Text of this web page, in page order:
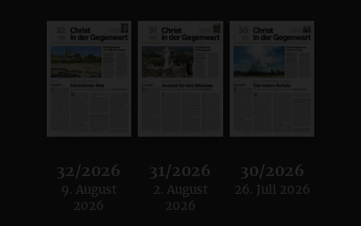
32/2026
:
9. August
2026
31/2026
:
2. August
2026
30/2026
:
26. Juli 2026